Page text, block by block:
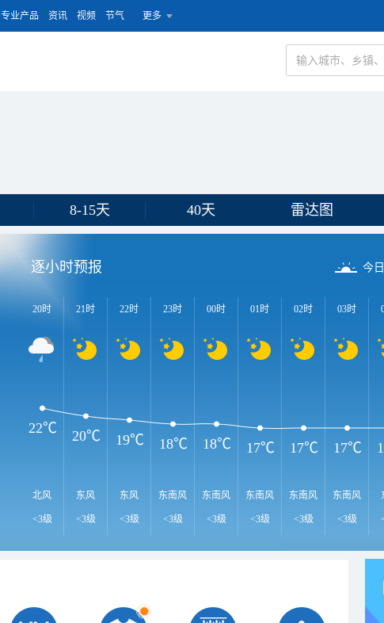
专业产品 资讯 视频 节气 更多
8-15天 40天 雷达图
逐小时预报 今
20时
北风
<3级
21时
东风
<3级
22时
东风
<3级
23时
东南风
<3级
00时
东南风
<3级
01时
东南风
<3级
02时
东南风
<3级
03时
东南风
<3级
22℃ 20℃ 19℃ 18℃ 18℃ 17℃ 17℃ 17℃